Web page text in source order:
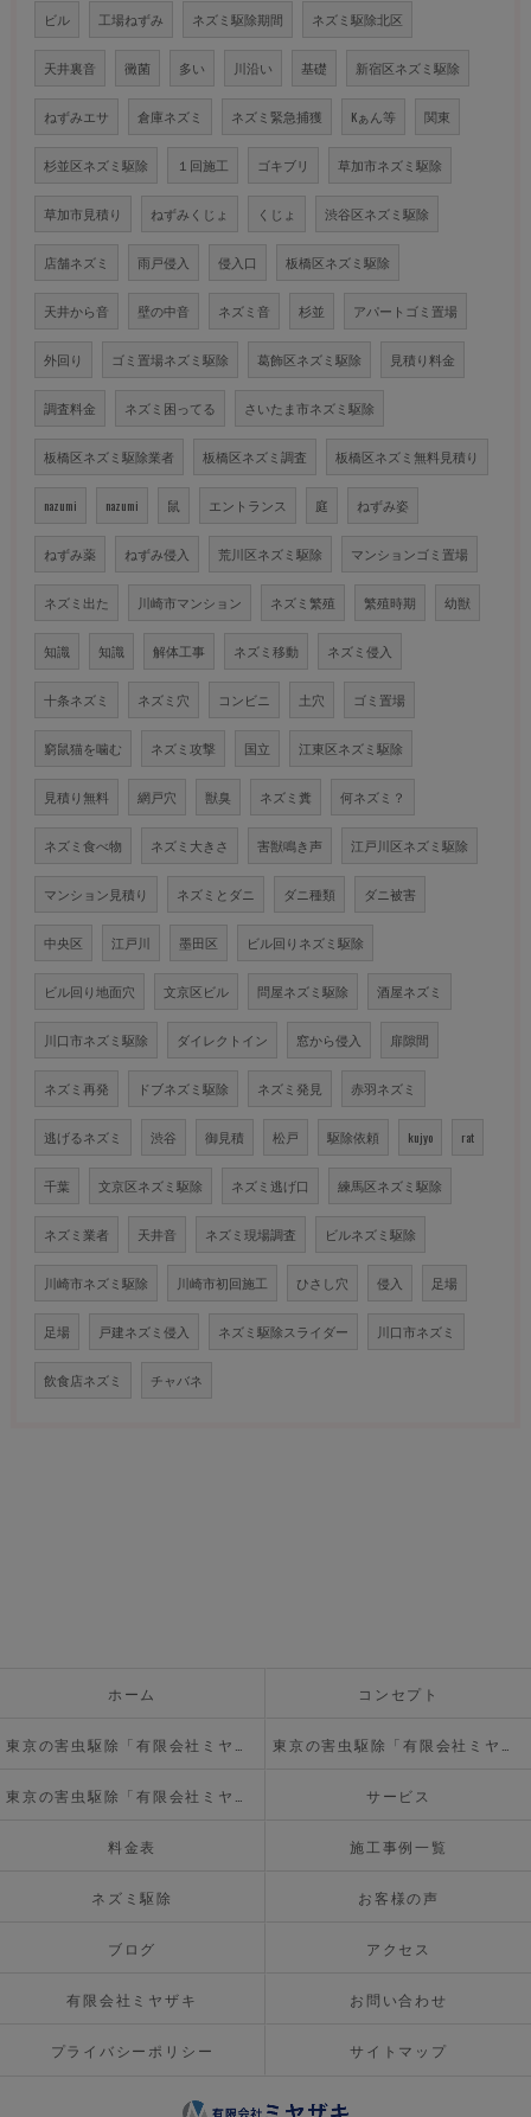
ビル 工場ねずみ ネズミ駆除期間 ネズミ駆除北区
天井裏音 黴菌 多い 川沿い 基礎 新宿区ネズミ駆除
ねずみエサ 倉庫ネズミ ネズミ緊急捕獲 Kぁん等 関東
杉並区ネズミ駆除 １回施工 ゴキブリ 草加市ネズミ駆除
草加市見積り ねずみくじょ くじょ 渋谷区ネズミ駆除
店舗ネズミ 雨戸侵入 侵入口 板橋区ネズミ駆除
天井から音 壁の中音 ネズミ音 杉並 アパートゴミ置場
外回り ゴミ置場ネズミ駆除 葛飾区ネズミ駆除 見積り料金
調査料金 ネズミ困ってる さいたま市ネズミ駆除
板橋区ネズミ駆除業者 板橋区ネズミ調査 板橋区ネズミ無料見積り
nazumi nazumi 鼠 エントランス 庭 ねずみ姿
ねずみ薬 ねずみ侵入 荒川区ネズミ駆除 マンションゴミ置場
ネズミ出た 川崎市マンション ネズミ繁殖 繁殖時期 幼獣
知識 知識 解体工事 ネズミ移動 ネズミ侵入
十条ネズミ ネズミ穴 コンビニ 土穴 ゴミ置場
窮鼠猫を噛む ネズミ攻撃 国立 江東区ネズミ駆除
見積り無料 網戸穴 獣臭 ネズミ糞 何ネズミ？
ネズミ食べ物 ネズミ大きさ 害獣鳴き声 江戸川区ネズミ駆除
マンション見積り ネズミとダニ ダニ種類 ダニ被害
中央区 江戸川 墨田区 ビル回りネズミ駆除
ビル回り地面穴 文京区ビル 問屋ネズミ駆除 酒屋ネズミ
川口市ネズミ駆除 ダイレクトイン 窓から侵入 扉隙間
ネズミ再発 ドブネズミ駆除 ネズミ発見 赤羽ネズミ
逃げるネズミ 渋谷 御見積 松戸 駆除依頼 kujyo rat
千葉 文京区ネズミ駆除 ネズミ逃げ口 練馬区ネズミ駆除
ネズミ業者 天井音 ネズミ現場調査 ビルネズミ駆除
川崎市ネズミ駆除 川崎市初回施工 ひさし穴 侵入 足場
足場 戸建ネズミ侵入 ネズミ駆除スライダー 川口市ネズミ
飲食店ネズミ チャバネ
ホーム コンセプト
サービス
料金表 施工事例一覧
ネズミ駆除 お客様の声
ブログ アクセス
有限会社ミヤザキ お問い合わせ
プライバシーポリシー サイトマップ